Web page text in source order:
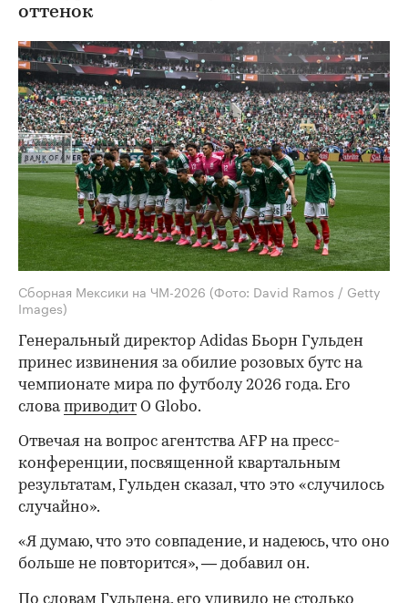
оттенок
Сборная Мексики на ЧМ-2026 (Фото: David Ramos / Getty
Images)
Генеральный директор Adidas Бьорн Гульден
принес извинения за обилие розовых бутс на
чемпионате мира по футболу 2026 года. Его
словаприводит O Globo.
Отвечая на вопрос агентства AFP на пресс-
конференции, посвященной квартальным
результатам, Гульден сказал, что это «случилось
случайно».
«Я думаю, что это совпадение, и надеюсь, что оно
больше не повторится», — добавил он.